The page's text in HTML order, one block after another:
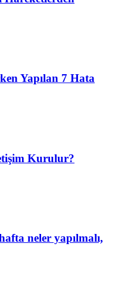
Yapılan 7 Hata
Kurulur?
neler yapılmalı,